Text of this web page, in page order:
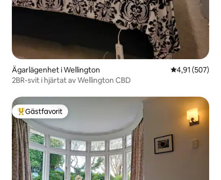
Ägarlägenhet i Wellington 4,91 av 5 i
4,91 (507)
2BR-svit i hjärtat av Wellington CBD
Populär gästfavorit
Gästfavorit